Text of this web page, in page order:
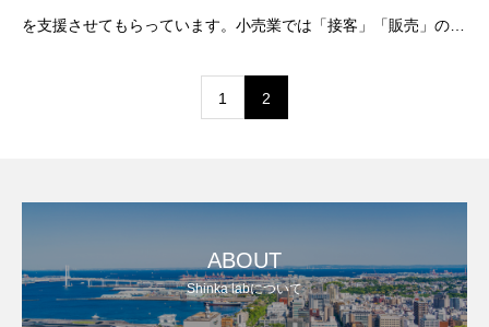
を支援させてもらっています。小売業では「接客」「販売」のス
す。なかでも、接客ロールプレイングについ
1 2
ABOUT
Shinka labについて